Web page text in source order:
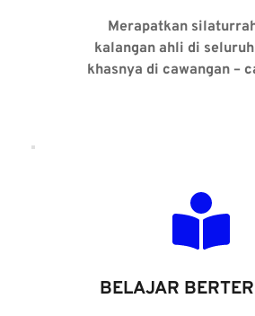
Merapatkan
kalangan ahli di
khasnya di cawangan –
BELAJAR